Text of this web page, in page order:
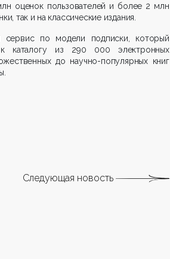
оценок пользователей и более 2 млн
так и на классические издания.
по модели подписки, который
каталогу из 290 000 электронных
до научно-популярных книг
Следующая новость